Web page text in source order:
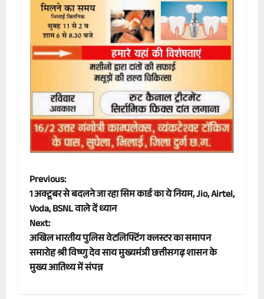
P
o
s
t
n
Previous:
1 अक्टूबर से बदलने जा रहा सिम कार्ड का ये नियम, Jio, Airtel,
Voda, BSNL वाले दें ध्यान
Next:
अखिल भारतीय पुलिस वेटलिफ्टिंग क्लस्टर का समापन
समारोह श्री विष्णु देव साय मुख्यमंत्री छत्तीसगढ़ शासन के
मुख्य आतिथ्य में संपन्न